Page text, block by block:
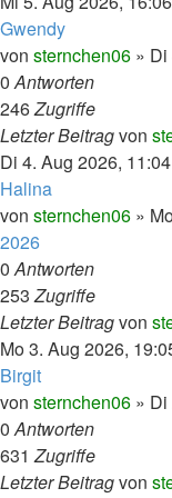
Gwendy
von sternchen06 » Di
0Antworten
246Zugriffe
Letzter Beitragvon
Di 4. Aug 2026, 11:04
Halina
von sternchen06 »
2026
0Antworten
253Zugriffe
Letzter Beitragvon
Mo 3. Aug 2026,
Birgit
von sternchen06 » Di
0Antworten
631Zugriffe
Letzter Beitragvon